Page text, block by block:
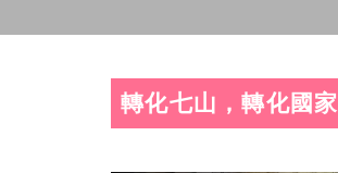
轉化七山，轉化國家